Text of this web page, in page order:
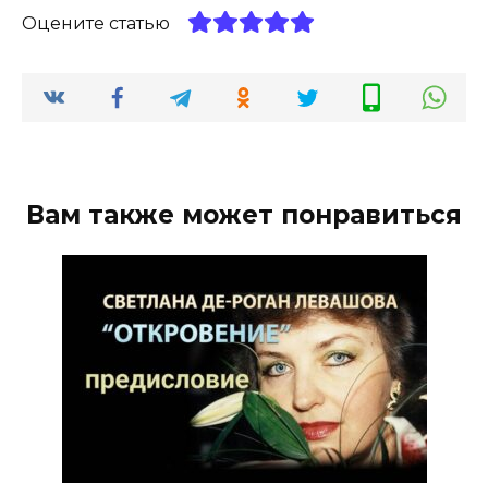
Оцените статью
Вам также может понравиться